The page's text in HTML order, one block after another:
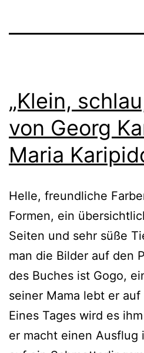
„Klein,
von Georg
Maria
Helle, freund­li­che
Formen, ein
Seiten und sehr süße
man die Bilder auf den
des Buches ist Gogo,
sei­ner Mama lebt er
Eines Tages wird es
er macht einen Ausflug